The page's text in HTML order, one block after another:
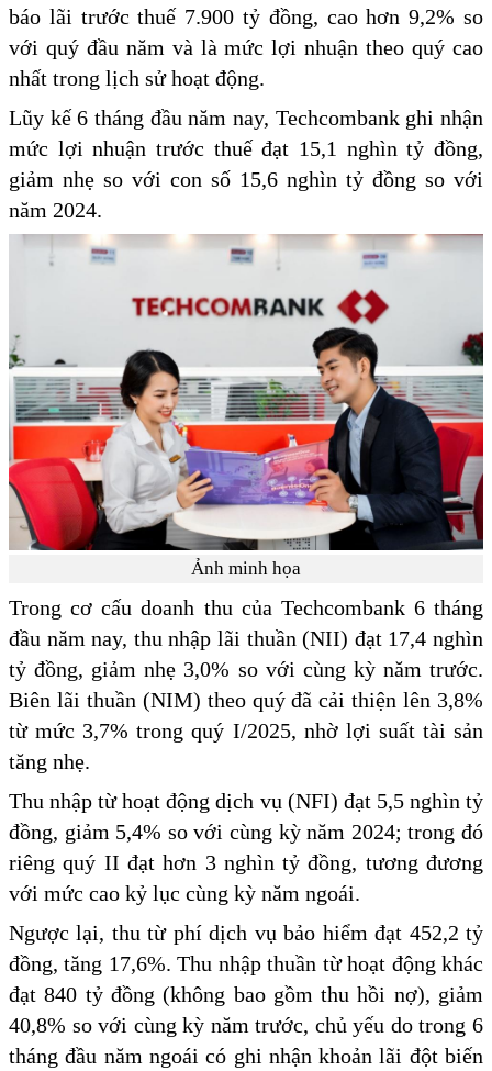
báo lãi trước thuế 7.900 tỷ đồng, cao hơn 9,2% so
với quý đầu năm và là mức lợi nhuận theo quý cao
nhất trong lịch sử hoạt động.
Lũy kế 6 tháng đầu năm nay, Techcombank ghi nhận
mức lợi nhuận trước thuế đạt 15,1 nghìn tỷ đồng,
giảm nhẹ so với con số 15,6 nghìn tỷ đồng so với
năm 2024.
Ảnh minh họa
Trong cơ cấu doanh thu của Techcombank 6 tháng
đầu năm nay, thu nhập lãi thuần (NII) đạt 17,4 nghìn
tỷ đồng, giảm nhẹ 3,0% so với cùng kỳ năm trước.
Biên lãi thuần (NIM) theo quý đã cải thiện lên 3,8%
từ mức 3,7% trong quý I/2025, nhờ lợi suất tài sản
tăng nhẹ.
Thu nhập từ hoạt động dịch vụ (NFI) đạt 5,5 nghìn tỷ
đồng, giảm 5,4% so với cùng kỳ năm 2024; trong đó
riêng quý II đạt hơn 3 nghìn tỷ đồng, tương đương
với mức cao kỷ lục cùng kỳ năm ngoái.
Ngược lại, thu từ phí dịch vụ bảo hiểm đạt 452,2 tỷ
đồng, tăng 17,6%. Thu nhập thuần từ hoạt động khác
đạt 840 tỷ đồng (không bao gồm thu hồi nợ), giảm
40,8% so với cùng kỳ năm trước, chủ yếu do trong 6
tháng đầu năm ngoái có ghi nhận khoản lãi đột biến